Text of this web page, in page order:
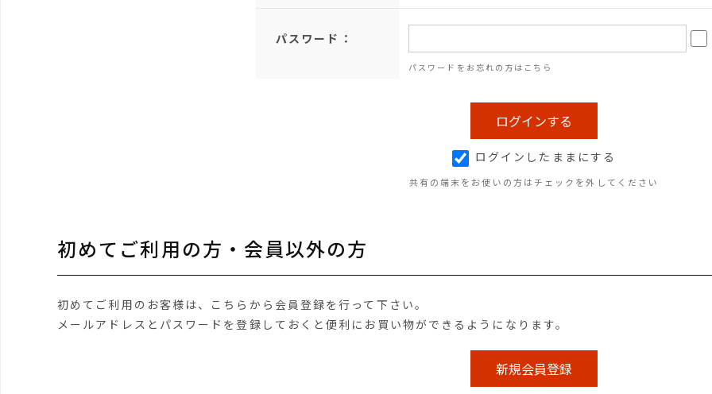
パスワード：
パスワードをお忘れの方はこちら
ログインしたままにする
共有の端末をお使いの方はチェックを外してください
初めてご利用の方・会員以外の方
初めてご利用のお客様は、こちらから会員登録を行って下さい。
メールアドレスとパスワードを登録しておくと便利にお買い物ができるようになります。